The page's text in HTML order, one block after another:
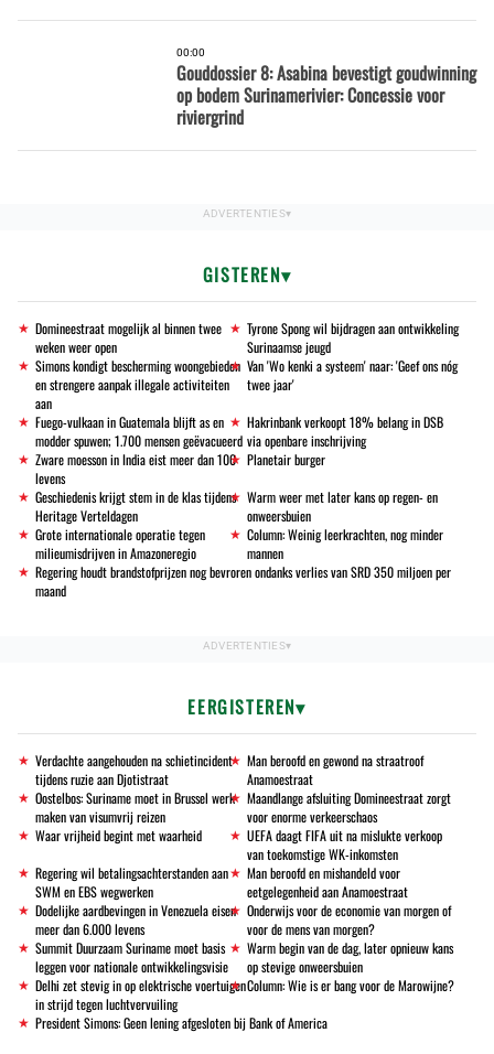
00:00
Gouddossier 8: Asabina bevestigt goudwinning
op bodem Surinamerivier: Concessie voor
riviergrind
GISTEREN
Domineestraat mogelijk al binnen twee
weken weer open
Tyrone Spong wil bijdragen aan ontwikkeling
Surinaamse jeugd
Simons kondigt bescherming woongebieden
en strengere aanpak illegale activiteiten
aan
Van 'Wo kenki a systeem' naar: 'Geef ons nóg
twee jaar'
Fuego-vulkaan in Guatemala blijft as en
modder spuwen; 1.700 mensen geëvacueerd
Hakrinbank verkoopt 18% belang in DSB
via openbare inschrijving
Zware moesson in India eist meer dan 100
levens
Planetair burger
Geschiedenis krijgt stem in de klas tijdens
Heritage Verteldagen
Warm weer met later kans op regen- en
onweersbuien
Grote internationale operatie tegen
milieumisdrijven in Amazoneregio
Column: Weinig leerkrachten, nog minder
mannen
Regering houdt brandstofprijzen nog bevroren ondanks verlies van SRD 350 miljoen per
maand
EERGISTEREN
Verdachte aangehouden na schietincident
tijdens ruzie aan Djotistraat
Man beroofd en gewond na straatroof
Anamoestraat
Oostelbos: Suriname moet in Brussel werk
maken van visumvrij reizen
Maandlange afsluiting Domineestraat zorgt
voor enorme verkeerschaos
Waar vrijheid begint met waarheid
UEFA daagt FIFA uit na mislukte verkoop
van toekomstige WK-inkomsten
Regering wil betalingsachterstanden aan
SWM en EBS wegwerken
Man beroofd en mishandeld voor
eetgelegenheid aan Anamoestraat
Dodelijke aardbevingen in Venezuela eisen
meer dan 6.000 levens
Onderwijs voor de economie van morgen of
voor de mens van morgen?
Summit Duurzaam Suriname moet basis
leggen voor nationale ontwikkelingsvisie
Warm begin van de dag, later opnieuw kans
op stevige onweersbuien
Delhi zet stevig in op elektrische voertuigen
in strijd tegen luchtvervuiling
Column: Wie is er bang voor de Marowijne?
President Simons: Geen lening afgesloten bij Bank of America